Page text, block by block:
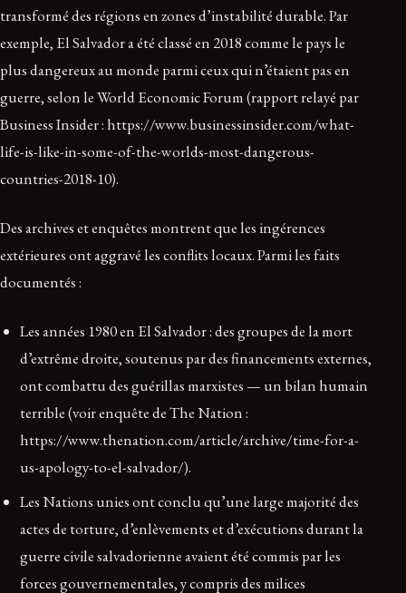
transformé des régions en zones d’instabilité durable. Par
exemple, El Salvador a été classé en 2018 comme le pays le
plus dangereux au monde parmi ceux qui n’étaient pas en
guerre, selon le World Economic Forum (rapport relayé par
Business Insider : https://www.businessinsider.com/what-
life-is-like-in-some-of-the-worlds-most-dangerous-
countries-2018-10).
Des archives et enquêtes montrent que les ingérences
extérieures ont aggravé les conflits locaux. Parmi les faits
documentés :
Les années 1980 en El Salvador : des groupes de la mort
d’extrême droite, soutenus par des financements externes,
ont combattu des guérillas marxistes — un bilan humain
terrible (voir enquête de The Nation :
https://www.thenation.com/article/archive/time-for-a-
us-apology-to-el-salvador/).
Les Nations unies ont conclu qu’une large majorité des
actes de torture, d’enlèvements et d’exécutions durant la
guerre civile salvadorienne avaient été commis par les
forces gouvernementales, y compris des milices